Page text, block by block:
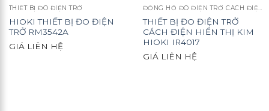
THIẾT BỊ ĐO ĐIỆN TRỞ
HIOKI THIẾT BỊ ĐO ĐIỆN
TRỞ RM3542A
GIÁ LIÊN HỆ
ĐỒNG HỒ ĐO ĐIỆN TRỞ CÁCH ĐIỆN
THIẾT BỊ ĐO ĐIỆN TRỞ
CÁCH ĐIỆN HIỂN THỊ KIM
HIOKI IR4017
GIÁ LIÊN HỆ